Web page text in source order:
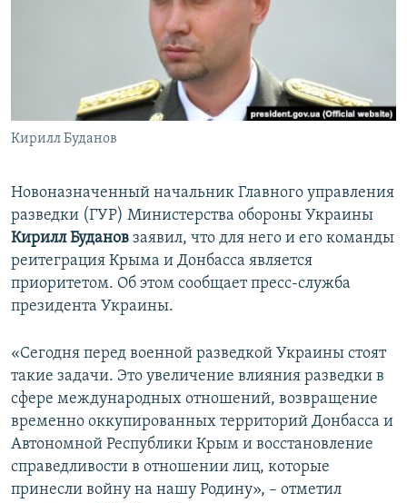
ПОБЕДИТЕЛЕЙ НЕ СУДЯТ?
КРЫМ.НЕПОКОРЕННЫЙ
УКРАИНСКАЯ ПРОБЛЕМА КРЫМА
Все сайты RFE/RL
Кирилл Буданов
Новоназначенный начальник Главного управления
разведки (ГУР) Министерства обороны Украины
Кирилл Буданов заявил, что для него и его команды
реитеграция Крыма и Донбасса является
приоритетом. Об этом сообщает пресс-служба
президента Украины.
«Сегодня перед военной разведкой Украины стоят
такие задачи. Это увеличение влияния разведки в
сфере международных отношений, возвращение
временно оккупированных территорий Донбасса и
Автономной Республики Крым и восстановление
справедливости в отношении лиц, которые
принесли войну на нашу Родину», – отметил